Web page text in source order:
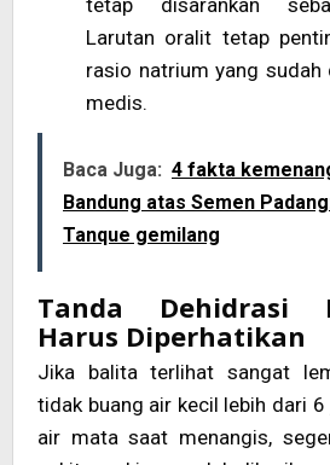
Larutan oralit tetap
rasio natrium yang sudah
medis.
Baca Juga: 4 fakta
Bandung atas Semen
Tanque gemilang
Tanda Dehidrasi
Harus Diperhatikan
Jika balita terlihat sangat
tidak buang air kecil lebih dari
air mata saat menangis,